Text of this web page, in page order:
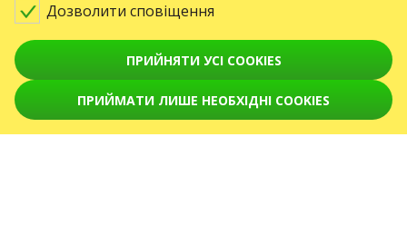
Дозволити сповіщення
ПРИЙНЯТИ УСІ COOKIES
ПРИЙМАТИ ЛИШЕ НЕОБХІДНІ COOKIES
вересень 2026
March 2027 April 2027
СЕРВІСИ
Доставка та оплата